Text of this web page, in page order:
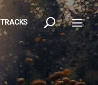
TRACKS